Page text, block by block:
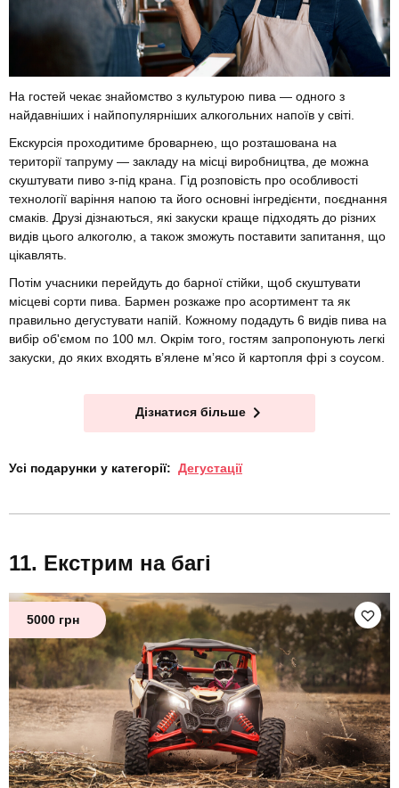
На гостей чекає знайомство з культурою пива — одного з
найдавніших і найпопулярніших алкогольних напоїв у світі.
Екскурсія проходитиме броварнею, що розташована на
території тапруму — закладу на місці виробництва, де можна
скуштувати пиво з-під крана. Гід розповість про особливості
технології варіння напою та його основні інгредієнти, поєднання
смаків. Друзі дізнаються, які закуски краще підходять до різних
видів цього алкоголю, а також зможуть поставити запитання, що
цікавлять.
Потім учасники перейдуть до барної стійки, щоб скуштувати
місцеві сорти пива. Бармен розкаже про асортимент та як
правильно дегустувати напій. Кожному подадуть 6 видів пива на
вибір об'ємом по 100 мл. Окрім того, гостям запропонують легкі
закуски, до яких входять в’ялене мʼясо й картопля фрі з соусом.
Дізнатися більше
Усі подарунки у категорії: Дегустації
Екстрим на багі
5000 грн